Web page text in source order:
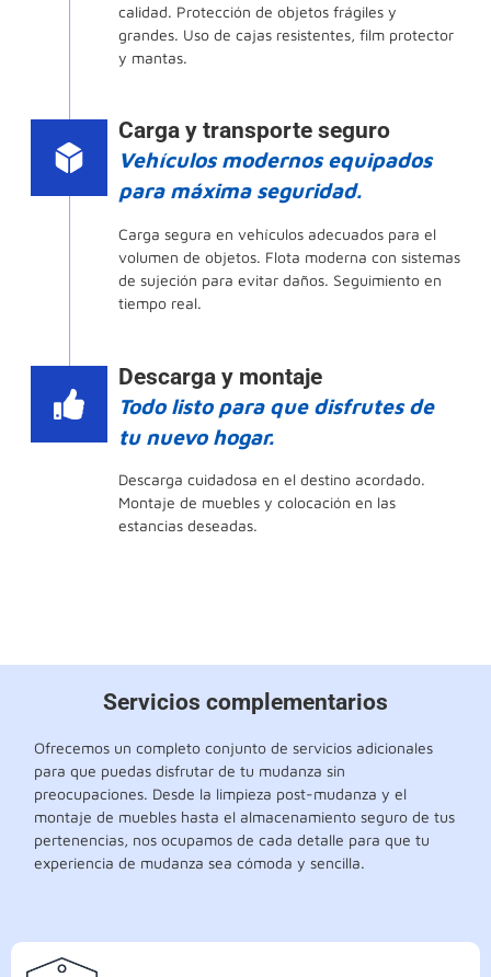
calidad. Protección de objetos frágiles y
grandes. Uso de cajas resistentes, film protector
y mantas.
Carga y transporte seguro
Vehículos modernos equipados
para máxima seguridad.
Carga segura en vehículos adecuados para el
volumen de objetos. Flota moderna con sistemas
de sujeción para evitar daños. Seguimiento en
tiempo real.
Descarga y montaje
Todo listo para que disfrutes de
tu nuevo hogar.
Descarga cuidadosa en el destino acordado.
Montaje de muebles y colocación en las
estancias deseadas.
Servicios complementarios
Ofrecemos un completo conjunto de servicios adicionales
para que puedas disfrutar de tu mudanza sin
preocupaciones. Desde la limpieza post-mudanza y el
montaje de muebles hasta el almacenamiento seguro de tus
pertenencias, nos ocupamos de cada detalle para que tu
experiencia de mudanza sea cómoda y sencilla.